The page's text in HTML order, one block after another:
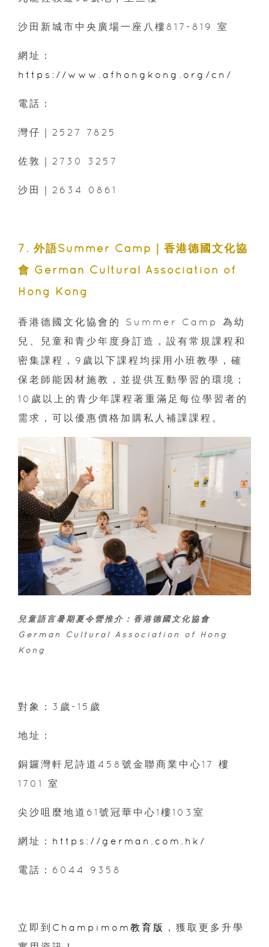
沙田新城市中央廣場一座八樓817-819 室
網址：
https://www.afhongkong.org/cn/
電話：
灣仔｜2527 7825
佐敦｜2730 3257
沙田｜2634 0861
7. 外語Summer Camp｜香港德國文化協
會 German Cultural Association of
Hong Kong
香港德國文化協會的 Summer Camp 為幼
兒、兒童和青少年度身訂造，設有常規課程和
密集課程，9歲以下課程均採用小班教學，確
保老師能因材施教，並提供互動學習的環境；
10歲以上的青少年課程著重滿足每位學習者的
需求，可以優惠價格加購私人補課課程。
兒童語言暑期夏令營推介： 香港德國文化協會
German Cultural Association of Hong
Kong
對象：3歲-15歲
地址：
銅鑼灣軒尼詩道458號金聯商業中心17 樓
1701 室
尖沙咀麼地道61號冠華中心1樓103室
網址： https://german.com.hk/
電話：6044 9358
立即到 Champimom教育版
，獲取更多升學